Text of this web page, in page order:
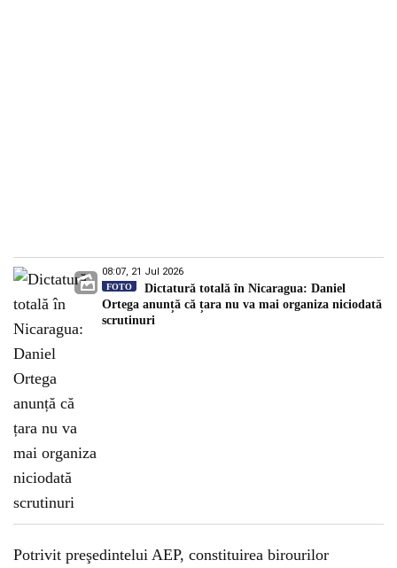
08:07, 21 Jul 2026
FOTO
Dictatură totală în Nicaragua: Daniel
Ortega anunță că țara nu va mai organiza niciodată
scrutinuri
Potrivit preşedintelui AEP, constituirea birourilor